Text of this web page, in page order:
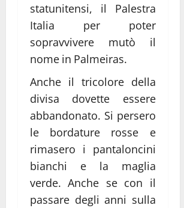
statunitensi, il Palestra
Italia per poter
sopravvivere mutò il
nome in Palmeiras.
Anche il tricolore della
divisa dovette essere
abbandonato. Si persero
le bordature rosse e
rimasero i pantaloncini
bianchi e la maglia
verde. Anche se con il
passare degli anni sulla